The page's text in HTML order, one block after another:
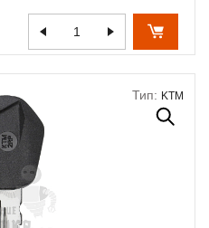
Тип: KTM